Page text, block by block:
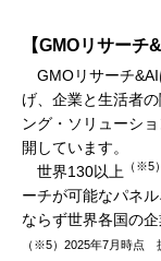
【GMOリサーチ
GMOリサーチ&AI
げ、企業と生活者
ング・ソリューシ
開しています。
世界130以上 （※5）
ーチが可能なパネ
ならず世界各国の
（※5）2025年7月時点